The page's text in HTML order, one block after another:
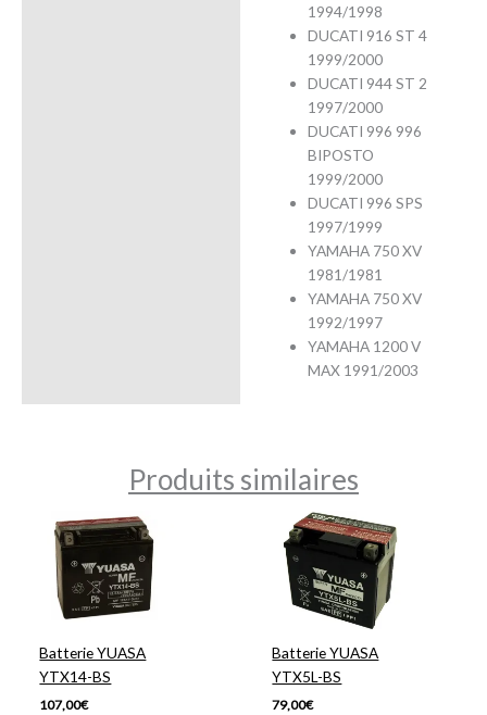
1994/1998
DUCATI 916 ST 4
1999/2000
DUCATI 944 ST 2
1997/2000
DUCATI 996 996
BIPOSTO
1999/2000
DUCATI 996 SPS
1997/1999
YAMAHA 750 XV
1981/1981
YAMAHA 750 XV
1992/1997
YAMAHA 1200 V
MAX 1991/2003
Produits similaires
Batterie YUASA
YTX14-BS
107,00€
Batterie YUASA
YTX5L-BS
79,00€